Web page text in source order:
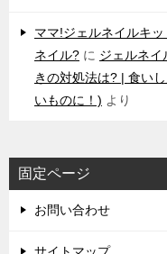
ママ!ジェルネイルキ
ネイル? に ジェルネイ
きの対処法は? | 食い
いものに！) より
固定ページ
お問い合わせ